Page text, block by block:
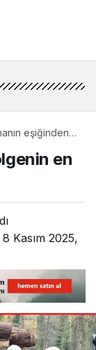
eşiğinden,
en
8 Kasım 2025,